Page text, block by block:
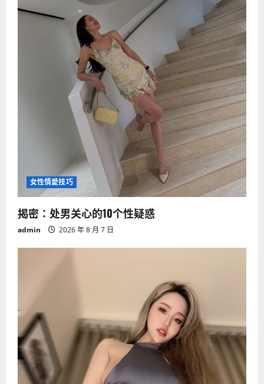
女性情愛技巧
揭密：处男关心的10个性疑惑
admin 2026 年 8 月 7 日